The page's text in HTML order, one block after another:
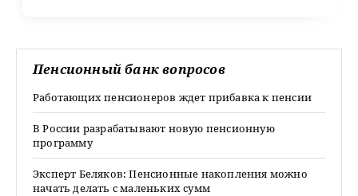
Пенсионный банк вопросов
Работающих пенсионеров ждет прибавка к пенсии
В России разрабатывают новую пенсионную
программу
Эксперт Беляков: Пенсионные накопления можно
начать делать с маленьких сумм